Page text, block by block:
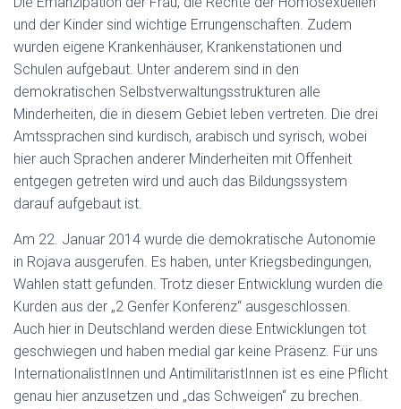
und der Kinder sind wichtige Errungenschaften. Zudem
wurden eigene Krankenhäuser, Krankenstationen und
Schulen aufgebaut. Unter anderem sind in den
demokratischen Selbstverwaltungsstrukturen alle
Minderheiten, die in diesem Gebiet leben vertreten. Die drei
Amtssprachen sind kurdisch, arabisch und syrisch, wobei
hier auch Sprachen anderer Minderheiten mit Offenheit
entgegen getreten wird und auch das Bildungssystem
darauf aufgebaut ist.
Am 22. Januar 2014 wurde die demokratische Autonomie
in Rojava ausgerufen. Es haben, unter Kriegsbedingungen,
Wahlen statt gefunden. Trotz dieser Entwicklung wurden die
Kurden aus der „2 Genfer Konferenz“ ausgeschlossen.
Auch hier in Deutschland werden diese Entwicklungen tot
geschwiegen und haben medial gar keine Präsenz. Für uns
InternationalistInnen und AntimilitaristInnen ist es eine Pflicht
genau hier anzusetzen und „das Schweigen“ zu brechen.